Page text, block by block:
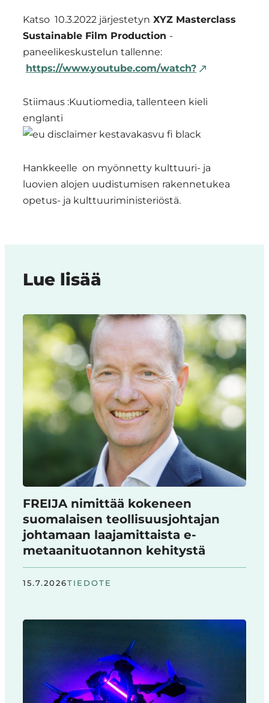
Katso 10.3.2022 järjestetyn XYZ Masterclass
Sustainable Film Production -
paneelikeskustelun tallenne:
https://www.youtube.com/watch?
Stiimaus :Kuutiomedia, tallenteen kieli
englanti
Hankkeelle on myönnetty kulttuuri- ja
luovien alojen uudistumisen rakennetukea
opetus- ja kulttuuriministeriöstä.
Lue lisää
FREIJA nimittää kokeneen
suomalaisen teollisuusjohtajan
johtamaan laajamittaista e-
metaanituotannon kehitystä
15.7.2026TIEDOTE